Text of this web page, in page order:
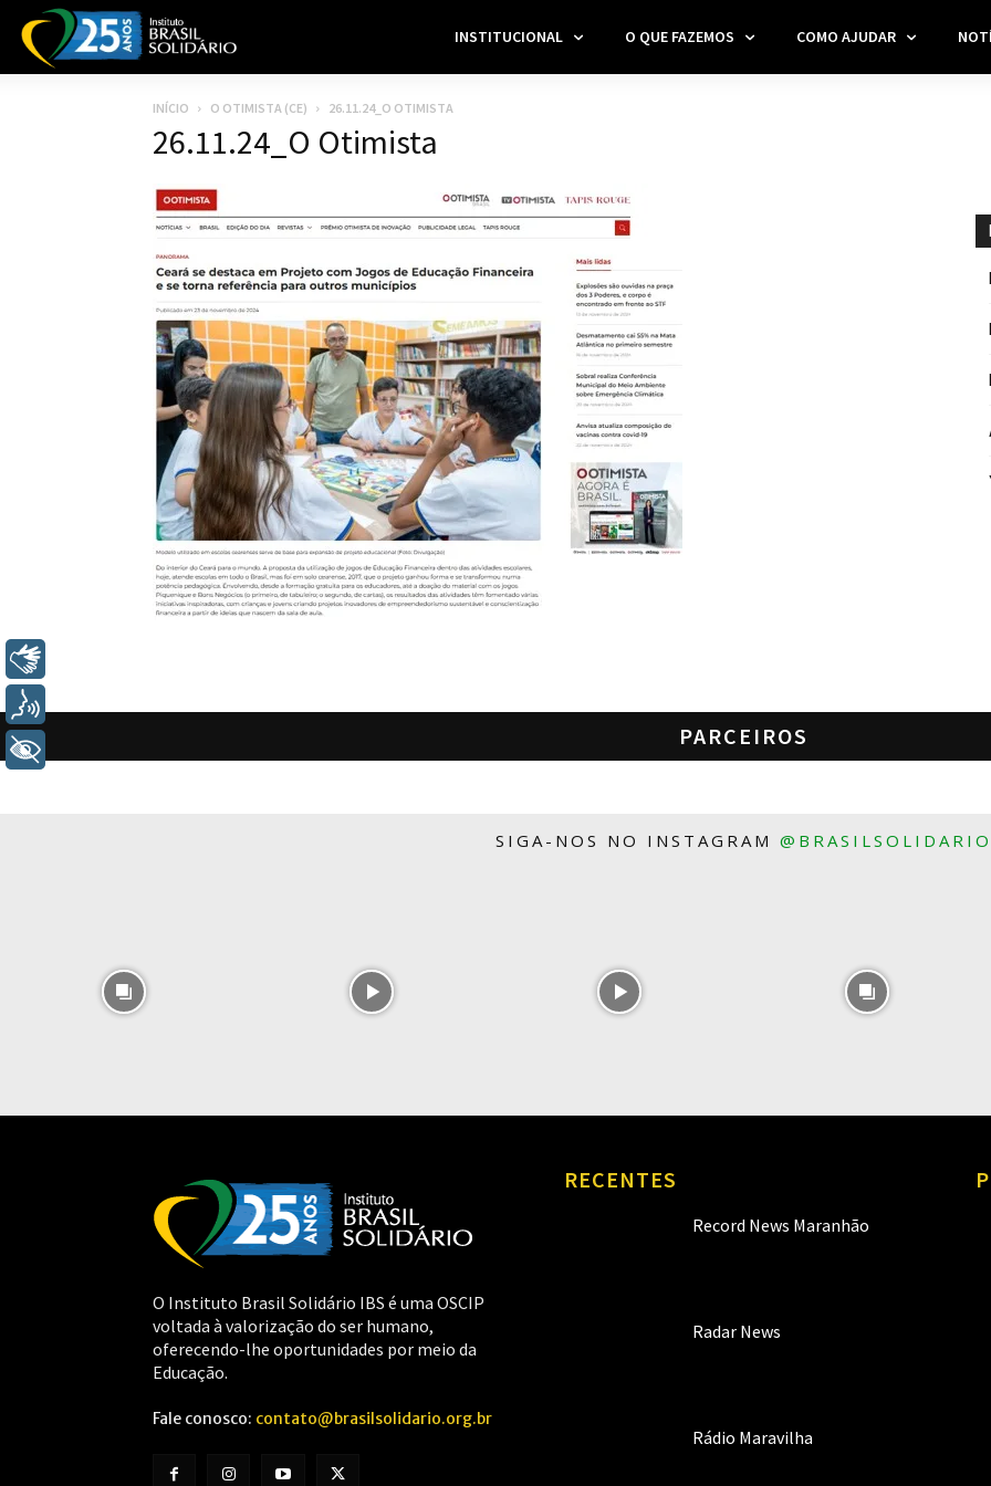
INSTITUCIONAL O QUE FAZEMOS COMO AJUDAR
INÍCIO O OTIMISTA (CE) 26.11.24_O OTIMISTA
26.11.24_O Otimista
PARCEIROS
SIGA-NOS NO INSTAGRAM @BRASILSOLIDARIO
O Instituto Brasil Solidário IBS é uma OSCIP
voltada à valorização do ser humano,
oferecendo-lhe oportunidades por meio da
Educação.
Fale conosco: contato@brasilsolidario.org.br
RECENTES
Record News Maranhão
Radar News
Rádio Maravilha